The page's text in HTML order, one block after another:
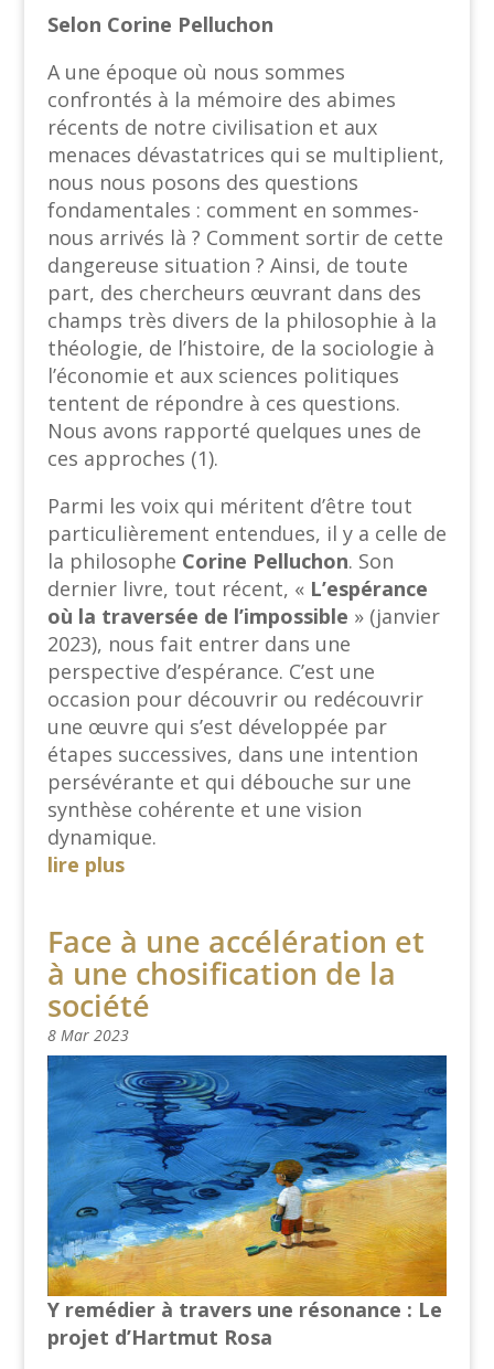
Selon Corine Pelluchon
A une époque où nous sommes
confrontés à la mémoire des abimes
récents de notre civilisation et aux
menaces dévastatrices qui se multiplient,
nous nous posons des questions
fondamentales : comment en sommes-
nous arrivés là ? Comment sortir de cette
dangereuse situation ? Ainsi, de toute
part, des chercheurs œuvrant dans des
champs très divers de la philosophie à la
théologie, de l’histoire, de la sociologie à
l’économie et aux sciences politiques
tentent de répondre à ces questions.
Nous avons rapporté quelques unes de
ces approches (1).
Parmi les voix qui méritent d’être tout
particulièrement entendues, il y a celle de
la philosophe Corine Pelluchon. Son
dernier livre, tout récent, « L’espérance
où la traversée de l’impossible » (janvier
2023), nous fait entrer dans une
perspective d’espérance. C’est une
occasion pour découvrir ou redécouvrir
une œuvre qui s’est développée par
étapes successives, dans une intention
persévérante et qui débouche sur une
synthèse cohérente et une vision
dynamique.
lire plus
Face à une accélération et
à une chosification de la
société
8 Mar 2023
Y remédier à travers une résonance : Le
projet d’Hartmut Rosa